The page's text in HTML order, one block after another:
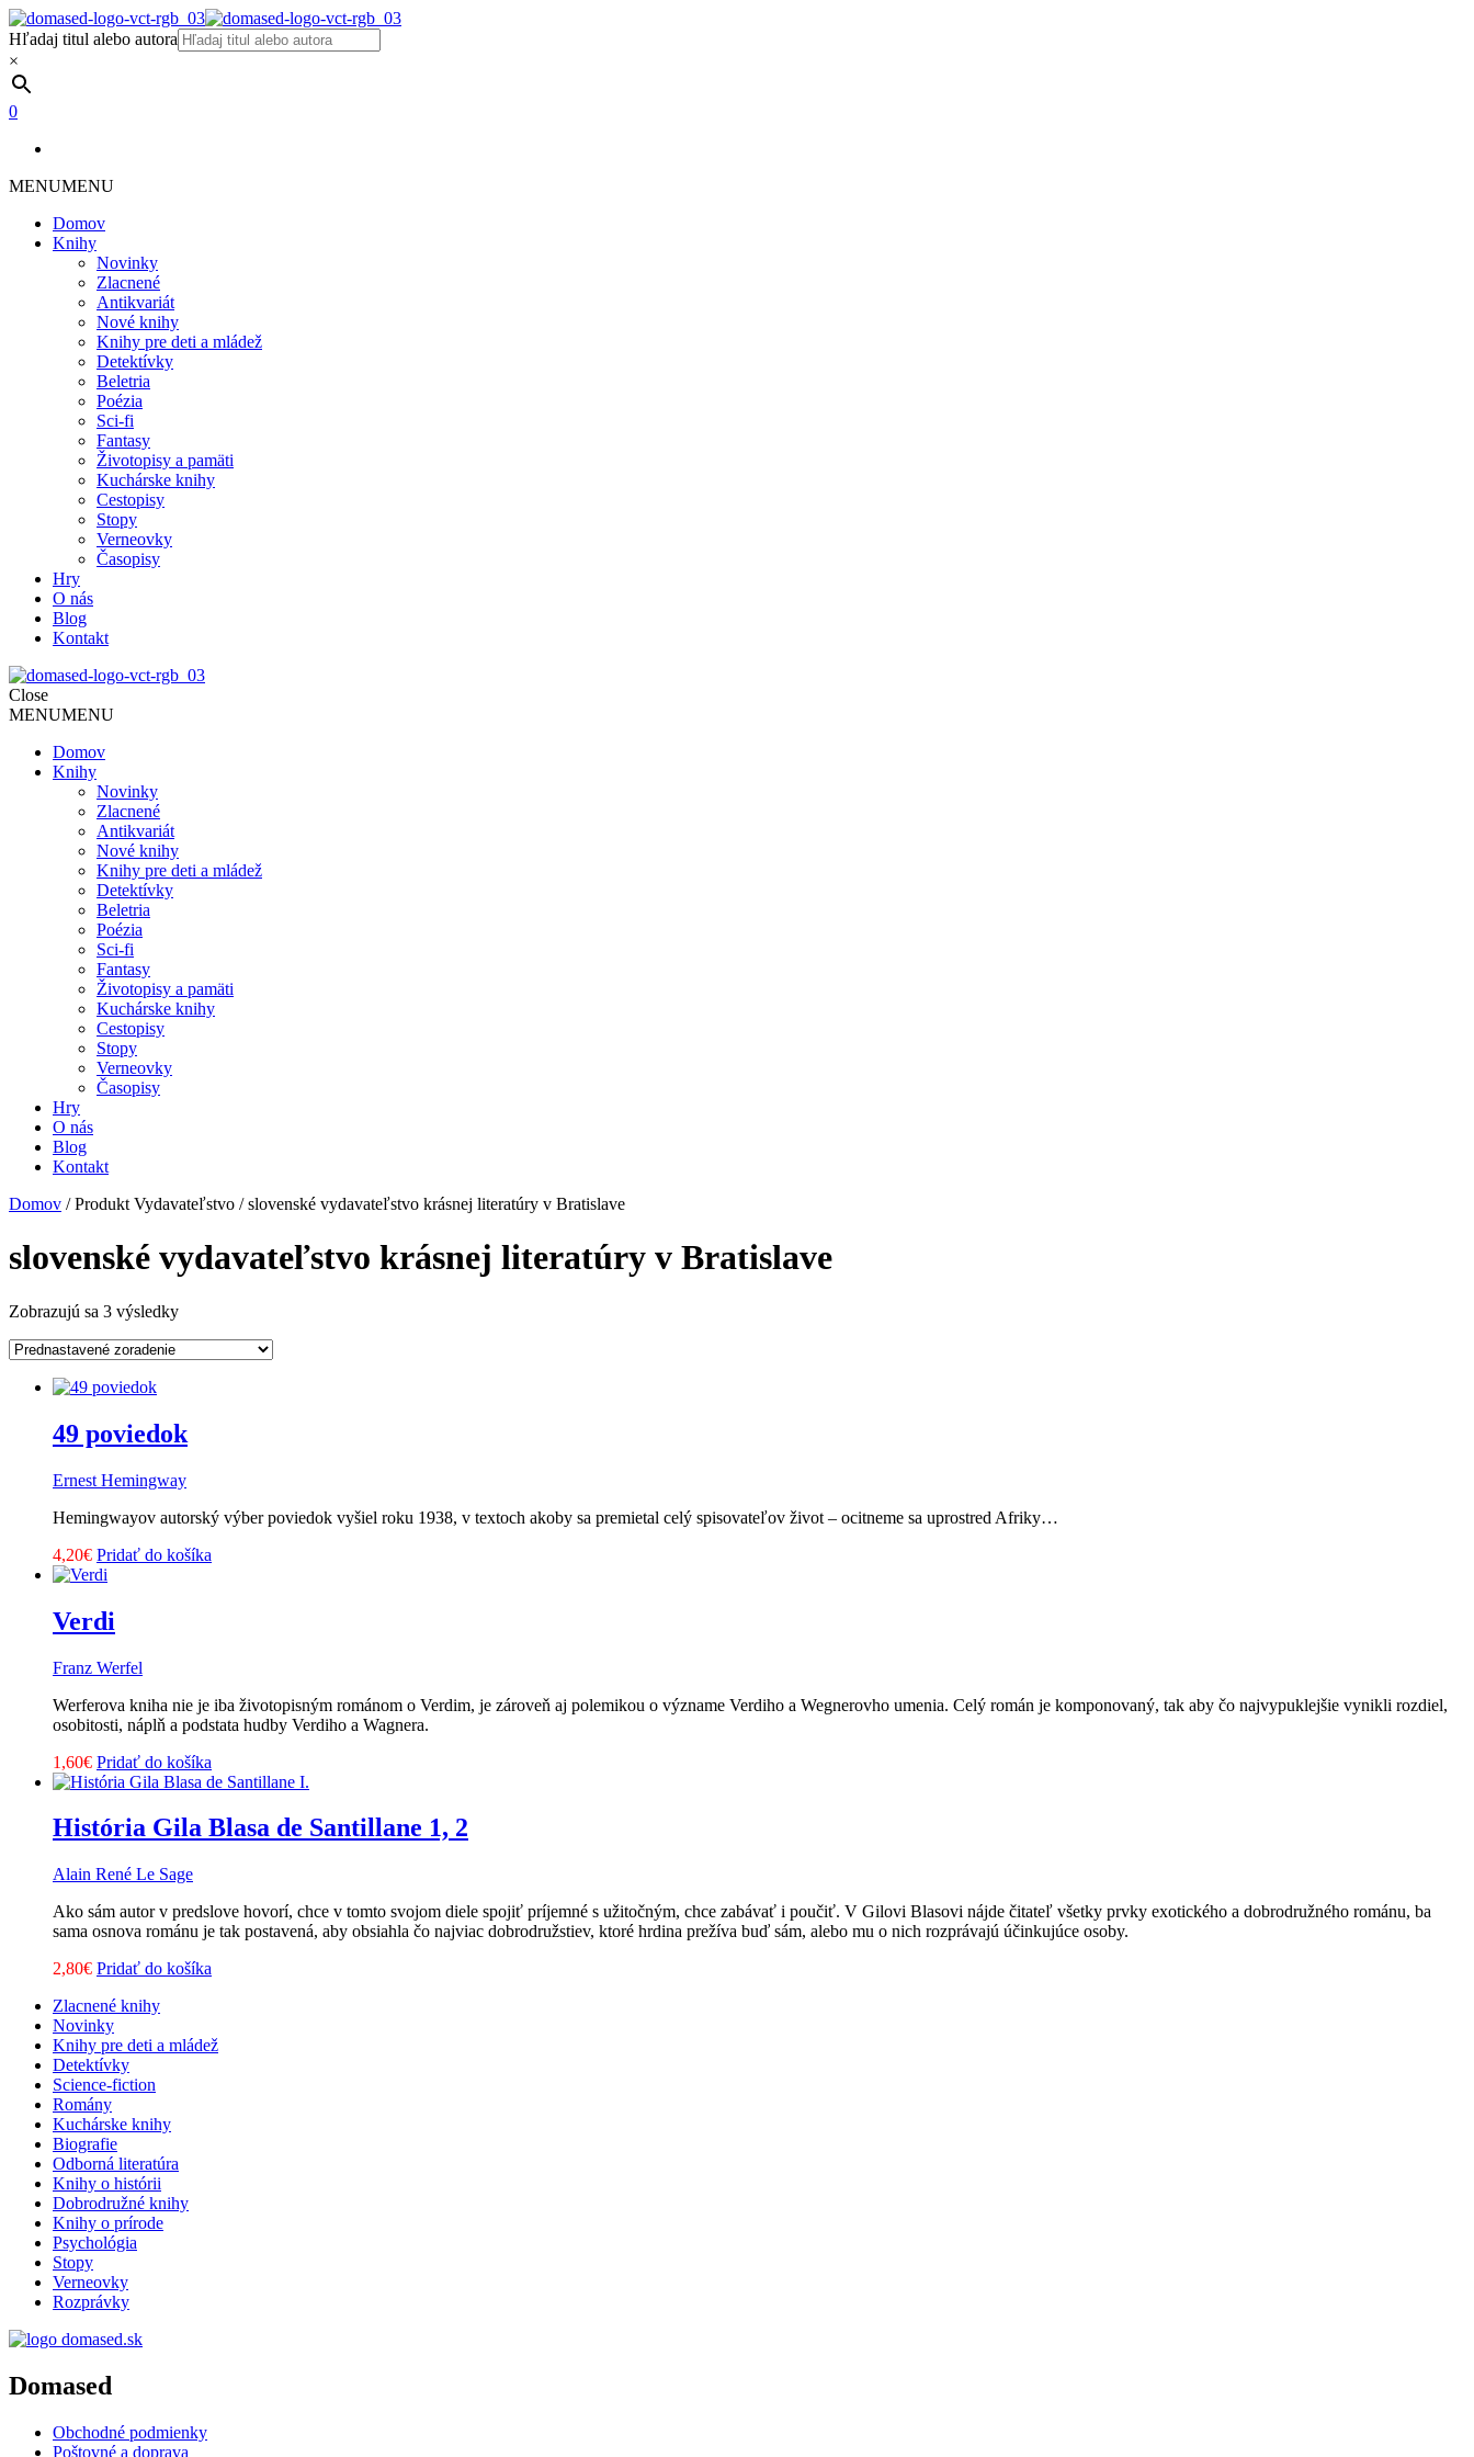
Hľadaj titul alebo autora
×
0
MENUMENU
Domov
Knihy
Novinky
Zlacnené
Antikvariát
Nové knihy
Knihy pre deti a mládež
Detektívky
Beletria
Poézia
Sci-fi
Fantasy
Životopisy a pamäti
Kuchárske knihy
Cestopisy
Stopy
Verneovky
Časopisy
Hry
O nás
Blog
Kontakt
Close
MENUMENU
Domov
Knihy
Novinky
Zlacnené
Antikvariát
Nové knihy
Knihy pre deti a mládež
Detektívky
Beletria
Poézia
Sci-fi
Fantasy
Životopisy a pamäti
Kuchárske knihy
Cestopisy
Stopy
Verneovky
Časopisy
Hry
O nás
Blog
Kontakt
Domov / Produkt Vydavateľstvo / slovenské vydavateľstvo krásnej literatúry v Bratislave
slovenské vydavateľstvo krásnej literatúry v Bratislave
Zobrazujú sa 3 výsledky
49 poviedok
Ernest Hemingway
Hemingwayov autorský výber poviedok vyšiel roku 1938, v textoch akoby sa premietal celý spisovateľov život – ocitneme sa uprostred Afriky…
4,20€ Pridať do košíka
Verdi
Franz Werfel
Werferova kniha nie je iba životopisným románom o Verdim, je zároveň aj polemikou o význame Verdiho a Wegnerovho umenia. Celý román je komponovaný, tak aby čo najvypuklejšie vynikli rozdiel,
osobitosti, náplň a podstata hudby Verdiho a Wagnera.
1,60€ Pridať do košíka
História Gila Blasa de Santillane 1, 2
Alain René Le Sage
Ako sám autor v predslove hovorí, chce v tomto svojom diele spojiť príjemné s užitočným, chce zabávať i poučiť. V Gilovi Blasovi nájde čitateľ všetky prvky exotického a dobrodružného románu, ba
sama osnova románu je tak postavená, aby obsiahla čo najviac dobrodružstiev, ktoré hrdina prežíva buď sám, alebo mu o nich rozprávajú účinkujúce osoby.
2,80€ Pridať do košíka
Zlacnené knihy
Novinky
Knihy pre deti a mládež
Detektívky
Science-fiction
Romány
Kuchárske knihy
Biografie
Odborná literatúra
Knihy o histórii
Dobrodružné knihy
Knihy o prírode
Psychológia
Stopy
Verneovky
Rozprávky
Domased
Obchodné podmienky
Poštovné a doprava